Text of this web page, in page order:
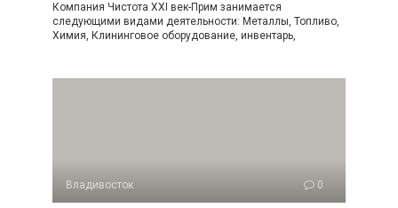
Компания Чистота XXI век-Прим занимается
следующими видами деятельности: Металлы, Топливо,
Химия, Клининговое оборудование, инвентарь,
Владивосток 0